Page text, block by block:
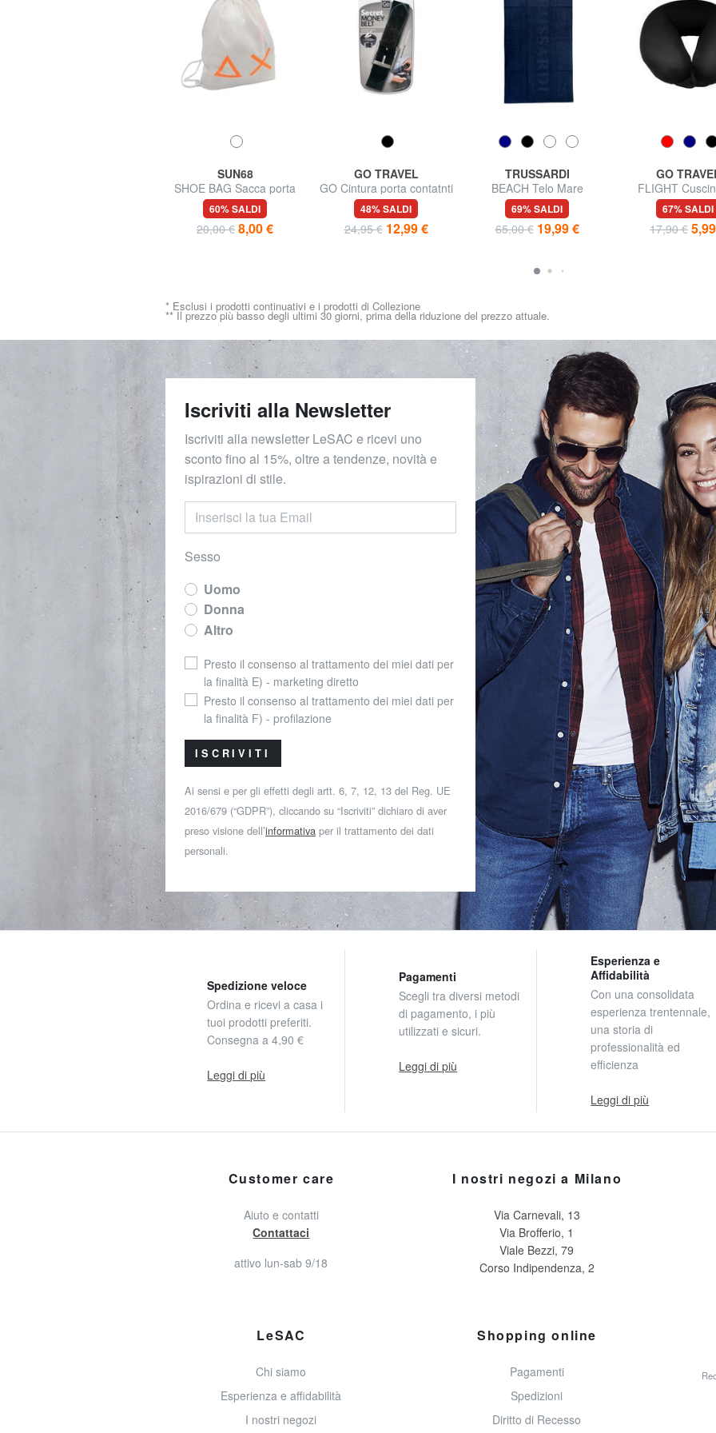
SUN68
SHOE BAG Sacca porta
scarpe
60% SALDI
20,00 € 8,00 €
GO TRAVEL
GO Cintura porta contatnti
48% SALDI
24,95 € 12,99 €
TRUSSARDI
BEACH Telo Mare
69% SALDI
65,00 € 19,99 €
GO
FLIGHT
viaggio
67% SALDI
17,90 €
* Esclusi i prodotti continuativi e i prodotti di Collezione
** Il prezzo più basso degli ultimi 30 giorni, prima della riduzione del prezzo attuale.
Iscriviti alla Newsletter
Iscriviti alla newsletter LeSAC e ricevi uno
sconto fino al 15%, oltre a tendenze, novità e
ispirazioni di stile.
Sesso
Uomo
Donna
Altro
Presto il consenso al trattamento dei miei dati per
la finalità E) - marketing diretto
Presto il consenso al trattamento dei miei dati per
la finalità F) - profilazione
ISCRIVITI
Ai sensi e per gli effetti degli artt. 6, 7, 12, 13 del Reg. UE
2016/679 (“GDPR”), cliccando su “Iscriviti” dichiaro di aver
preso visione dell’informativa per il trattamento dei dati
personali.
Spedizione veloce
Ordina e ricevi a casa i
tuoi prodotti preferiti.
Consegna a 4,90 €
Leggi di più
Pagamenti
Scegli tra diversi metodi
di pagamento, i più
utilizzati e sicuri.
Leggi di più
Esperienza e
Affidabilità
Con una consolidata
esperienza trentennale,
una storia di
professionalità ed
efficienza
Leggi di più
Customer care
Aiuto e contatti
Contattaci
attivo lun-sab 9/18
I nostri negozi a Milano
Via Carnevali, 13
Via Brofferio, 1
Viale Bezzi, 79
Corso Indipendenza, 2
LeSAC
Chi siamo
Esperienza e affidabilità
I nostri negozi
Shopping online
Pagamenti
Spedizioni
Diritto di Recesso